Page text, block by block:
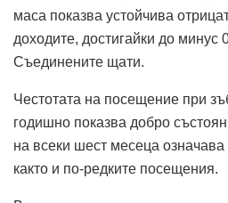
маса показва устойчива
доходите, достигайки до минус
Съединените щати.
Честотата на посещение при
годишно показва добро
на всеки шест месеца
както и по-редките посещения.